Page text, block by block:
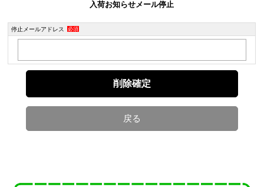
入荷お知らせメール停止
停止メールアドレス 必須